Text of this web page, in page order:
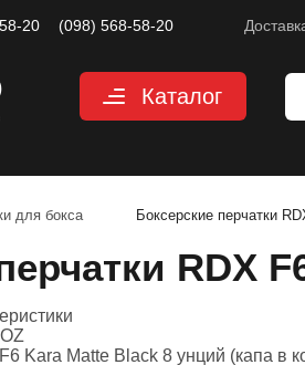
20 (098) 568-58-20
Каталог
Боксерские бинты
Мешки, груши, манекены
для бокса Боксерские перчатки
RDX